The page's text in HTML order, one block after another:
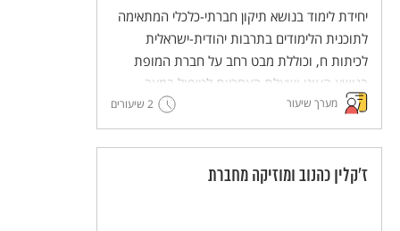
יחידת לימוד בנושא תיקון חברתי-כלכלי המתאימה
לתוכנית הלימודים בתרבות יהודית-ישראלית
לכיתות ח, וכוללת מבט רחב על חברת המופת
בנושא העוני ושאלת האחריות לטיפול במצב.
מערך שיעור 2 שיעורים
ז'קלין כהנוב ומוזיקה מחברת